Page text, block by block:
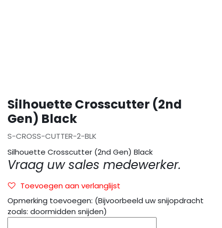
Silhouette Crosscutter (2nd
Gen) Black
S-CROSS-CUTTER-2-BLK
Silhouette Crosscutter (2nd Gen) Black
Vraag uw sales medewerker.
Toevoegen aan verlanglijst
Opmerking toevoegen: (Bijvoorbeeld uw snijopdracht
zoals: doormidden snijden)